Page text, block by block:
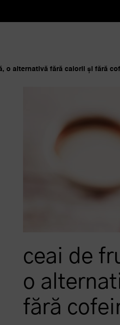
o alternativă fără calorii și fără
ceai de
o
fără